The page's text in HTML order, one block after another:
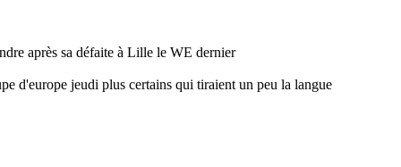
après sa défaite à Lille le WE dernier
d'europe jeudi plus certains qui tiraient un peu la langue